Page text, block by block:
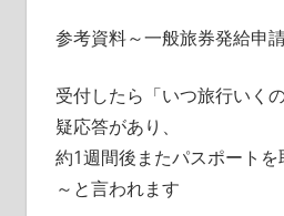
参考資料～一般旅券発給申
受付したら「いつ旅行いく
疑応答があり、
約1週間後またパスポート
～と言われます